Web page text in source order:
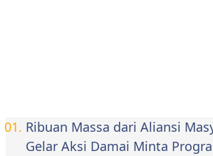
Ribuan Massa dari Aliansi
Gelar Aksi Damai Minta